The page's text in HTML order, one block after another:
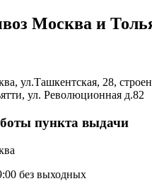
Москва и
ул.Ташкентская, 28,
ул. Революционная д.82
пункта выдачи
без выходных